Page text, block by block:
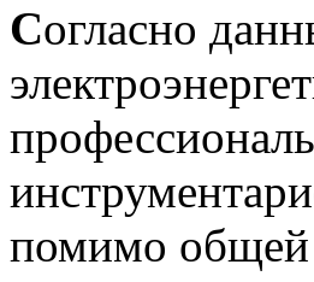
Согласно
помимо общей